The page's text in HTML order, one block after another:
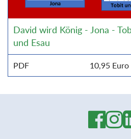
David wird König - Jona -
und Esau
PDF 10,95 Euro